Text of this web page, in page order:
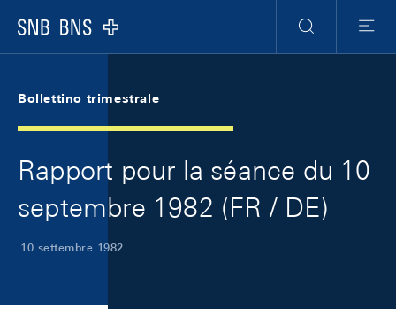
Logo
Ricerca
Menu
Bollettino trimestrale
Rapport pour la séance du 10
septembre 1982 (FR / DE)
10 settembre 1982